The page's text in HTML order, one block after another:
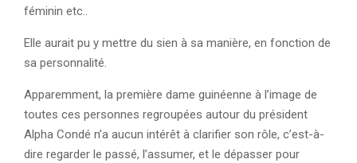
féminin etc..
Elle aurait pu y mettre du sien à sa manière, en fonction de
sa personnalité.
Apparemment, la première dame guinéenne à l’image de
toutes ces personnes regroupées autour du président
Alpha Condé n’a aucun intérêt à clarifier son rôle, c’est-à-
dire regarder le passé, l’assumer, et le dépasser pour